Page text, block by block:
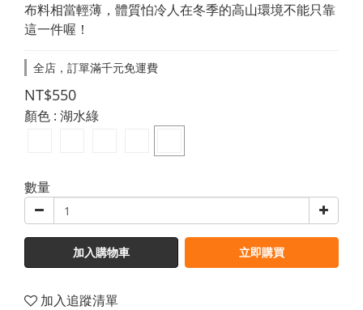
布料相當輕薄，體質怕冷人在冬季的高山環境不能只靠
這一件喔！
全店，訂單滿千元免運費
NT$550
顏色 : 湖水綠
數量
加入購物車 立即購買
加入追蹤清單